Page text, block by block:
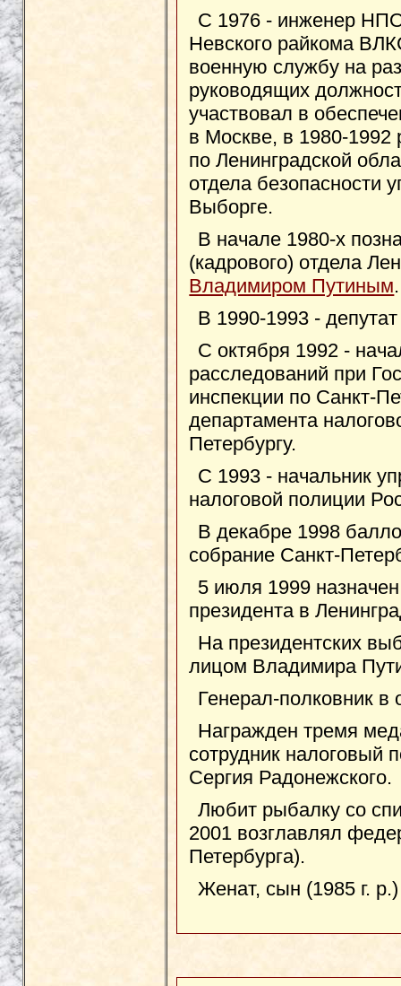
С 1976 - инженер
Невского райкома
военную службу на
руководящих
участвовал в
в Москве, в 1980-
по Ленинградской
отдела безопасности
Выборге.
В начале 1980-х
(кадрового) отдела
Владимиром Путиным.
В 1990-1993 -
С октября 1992 -
расследований при
инспекции по Санкт-
департамента
Петербургу.
С 1993 - начальник
налоговой полиции
В декабре 1998
собрание Санкт-
5 июля 1999
президента в
На президентских
лицом Владимира
Генерал-полковник в
Награжден тремя
сотрудник налоговый
Сергия Радонежского.
Любит рыбалку со
2001 возглавлял
Петербурга).
Женат, сын (1985 г.